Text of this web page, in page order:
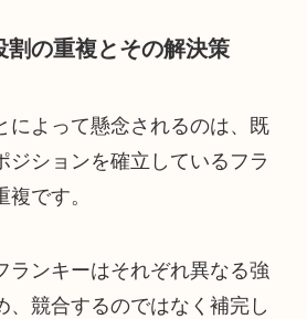
割の重複とその解決策
によって懸念されるのは、既
ジションを確立しているフラ
です。
ランキーはそれぞれ異なる強
、競合するのではなく補完し